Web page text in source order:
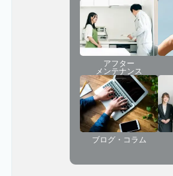
アフター
メンテナンス
ブログ・コラム